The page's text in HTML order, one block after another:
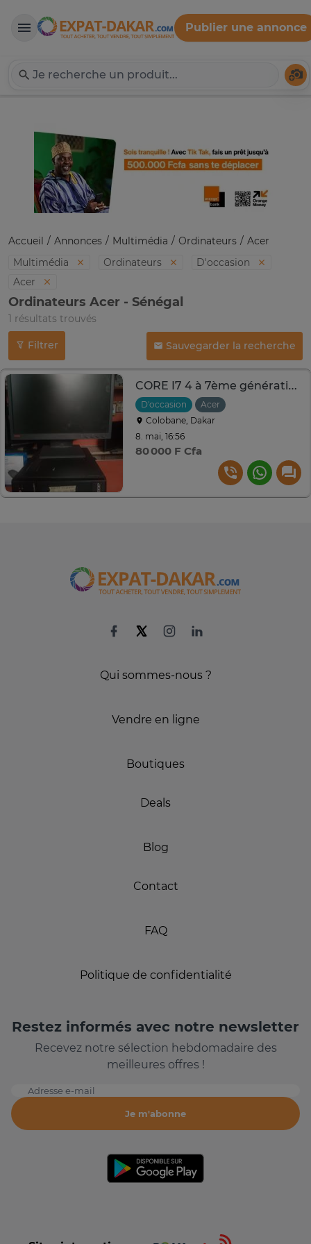
Expat-Dakar
Publier une annonce
Accueil Annonces Multimédia Ordinateurs
Acer
Multimédia
Ordinateurs
D'occasion
Acer
Ordinateurs Acer - Sénégal
1 résultats trouvés
Filtrer Sauvegarder la recherche
CORE I7 4 à 7ème génération .8GO.500GO.19à 24 pouces
D'occasion
Acer
Colobane, Dakar
8. mai, 16:56
80 000 F Cfa
Qui sommes-nous ?
Vendre en ligne
Boutiques
Deals
Blog
Contact
FAQ
Politique de confidentialité
Restez informés avec notre newsletter
Recevez notre sélection hebdomadaire des
meilleures offres !
Adresse e-mail
Je m'abonne